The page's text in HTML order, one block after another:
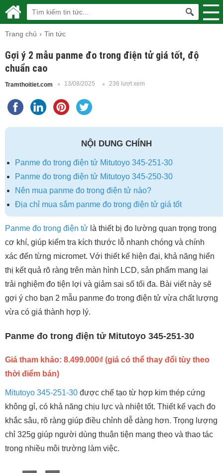
Trang chủ Tin tức
Gợi ý 2 mẫu panme đo trong điện tử giá tốt, độ
chuẩn cao
Tramthoitiet.com 13/08/2025 236 lượt xem
NỘI DUNG CHÍNH
Panme đo trong điện tử Mitutoyo 345-251-30
Panme đo trong điện tử Mitutoyo 345-250-30
Nên mua panme đo trong điện tử nào?
Địa chỉ mua sắm panme đo trong điện tử giá tốt
Panme đo trong điện tử là thiết bị đo lường quan trọng trong
cơ khí, giúp kiểm tra kích thước lỗ nhanh chóng và chính
xác đến từng micromet. Với thiết kế hiện đại, khả năng hiển
thị kết quả rõ ràng trên màn hình LCD, sản phẩm mang lại
trải nghiệm đo tiện lợi và giảm sai số tối đa. Bài viết này sẽ
gợi ý cho bạn 2 mẫu panme đo trong điện tử vừa chất lượng
vừa có giá thành hợp lý.
Panme đo trong điện tử Mitutoyo 345-251-30
Giá tham khảo: 8.499.000₫ (giá có thể thay đổi tùy theo
thời điểm bán)
Mitutoyo 345-251-30 được chế tạo từ hợp kim thép cứng
không gỉ, có khả năng chịu lực và nhiệt tốt. Thiết kế vạch đo
khắc sâu, rõ ràng giúp điều chỉnh dễ dàng hơn. Trọng lượng
chỉ 325g giúp người dùng thuận tiện mang theo và thao tác
trong nhiều môi trường làm việc.